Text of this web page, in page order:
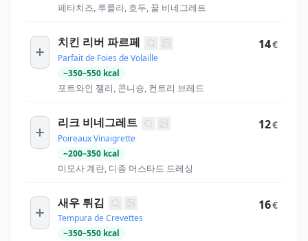
페타치즈, 루콜라, 호두, 꿀 비네그레트
치킨 리버 파르페
Parfait de Foies de Volaille
~350–550 kcal
포트와인 젤리, 콘니숑, 컨트리 브레드
14€
리크 비네그레트
Poireaux Vinaigrette
~200–350 kcal
미모사 계란, 디종 머스타드 드레싱
12€
새우 튀김
Tempura de Crevettes
~350–550 kcal
16€